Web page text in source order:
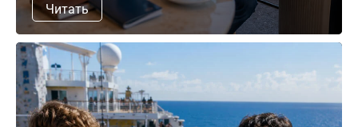
Читать